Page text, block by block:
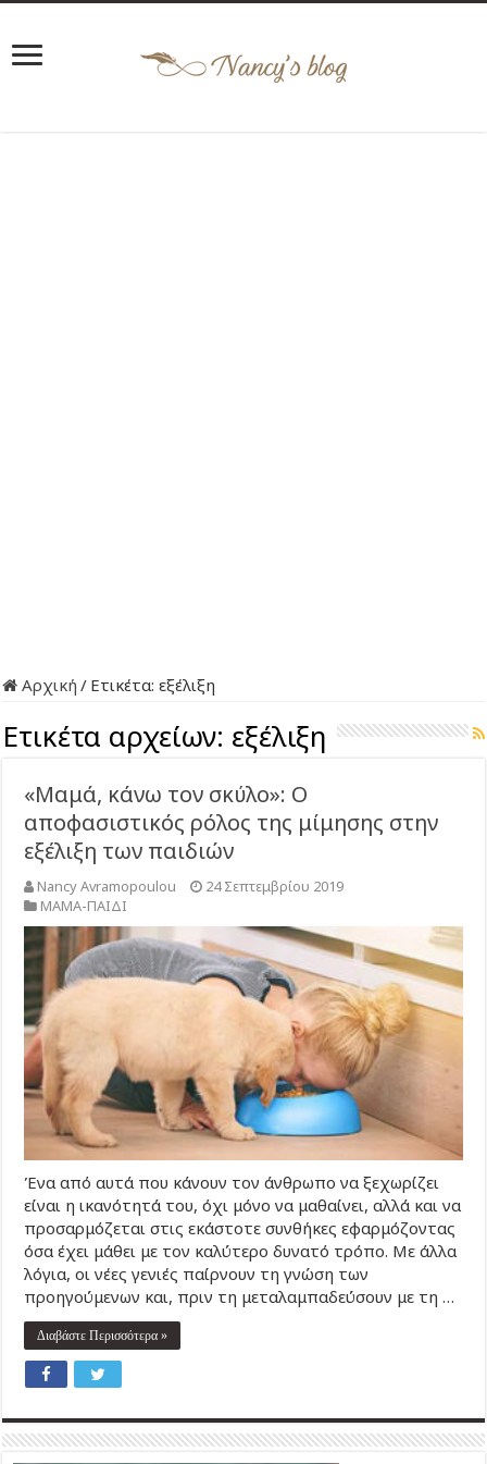
Αρχική / Ετικέτα:εξέλιξη
Ετικέτα αρχείων: εξέλιξη
«Μαμά, κάνω τον σκύλο»: Ο
αποφασιστικός ρόλος της μίμησης στην
εξέλιξη των παιδιών
Nancy Avramopoulou
24 Σεπτεμβρίου 2019
ΜΑΜΑ-ΠΑΙΔΙ
Ένα από αυτά που κάνουν τον άνθρωπο να ξεχωρίζει
είναι η ικανότητά του, όχι μόνο να μαθαίνει, αλλά και να
προσαρμόζεται στις εκάστοτε συνθήκες εφαρμόζοντας
όσα έχει μάθει με τον καλύτερο δυνατό τρόπο. Με άλλα
λόγια, οι νέες γενιές παίρνουν τη γνώση των
προηγούμενων και, πριν τη μεταλαμπαδεύσουν με τη …
Διαβάστε Περισσότερα »